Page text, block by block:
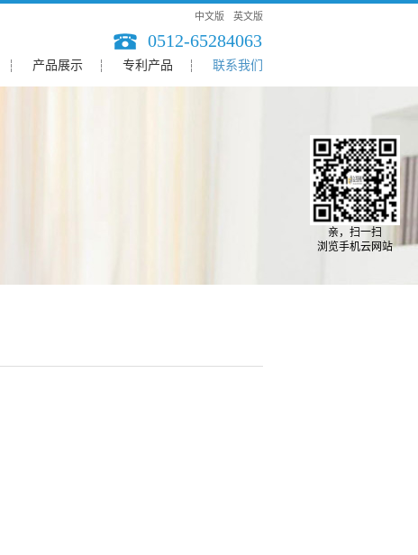
0512-65284063
中文版 英文版
产品展示 专利产品 联系我们
亲，扫一扫
浏览手机云网站